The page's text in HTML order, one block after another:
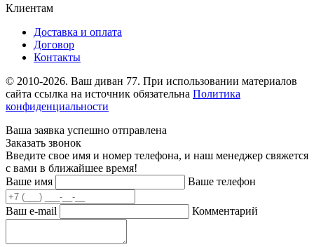
Клиентам
Доставка и оплата
Договор
Контакты
© 2010-2026. Ваш диван 77. При использовании материалов
сайта ссылка на источник обязательна Политика
конфиденциальности
Ваша заявка успешно отправлена
Заказать звонок
Введите свое имя и номер телефона, и наш менеджер свяжется
с вами в ближайшее время!
Ваше имя
Ваше телефон
Ваш e-mail Комментарий